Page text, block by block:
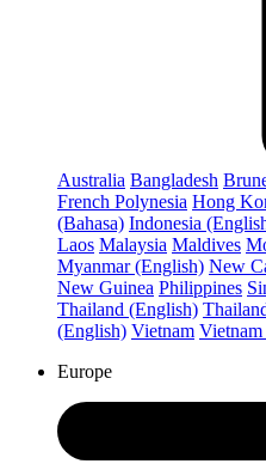
Australia Bangladesh
French Polynesia Hong
(Bahasa) Indonesia
Laos Malaysia Maldives
Myanmar (English) New
New Guinea Philippines
Thailand (English)
(English) Vietnam Vietnam
Europe